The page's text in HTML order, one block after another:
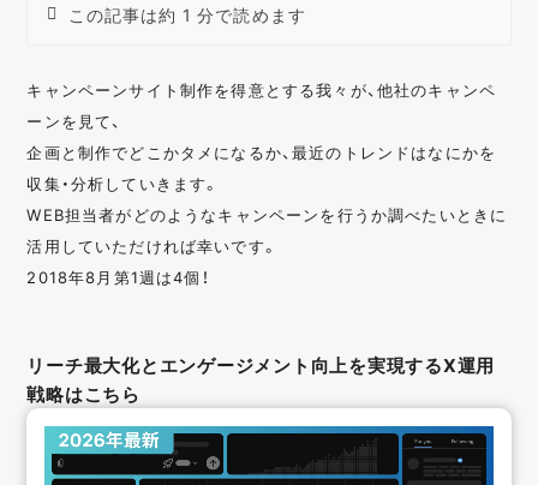
この記事は約 1 分で読めます
キャンペーンサイト制作を得意とする我々が、他社のキャンペ
ーンを見て、
企画と制作でどこかタメになるか、最近のトレンドはなにかを
収集・分析していきます。
WEB担当者がどのようなキャンペーンを行うか調べたいときに
活用していただければ幸いです。
2018年8月第1週は4個！
リーチ最大化とエンゲージメント向上を実現するX運用
戦略はこちら